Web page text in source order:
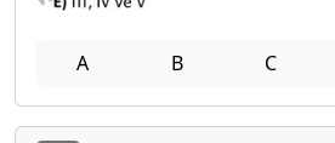
A B C